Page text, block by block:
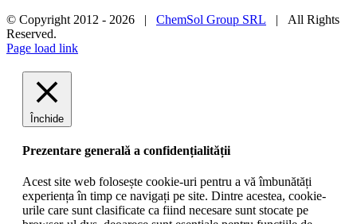
© Copyright 2012 - 2026 | ChemSol Group SRL | All Rights
Reserved.
Page load link
Închide
Prezentare generală a confidențialității
Acest site web folosește cookie-uri pentru a vă îmbunătăți
experiența în timp ce navigați pe site. Dintre acestea, cookie-
urile care sunt clasificate ca fiind necesare sunt stocate pe